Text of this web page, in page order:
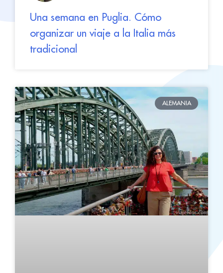
Una semana en Puglia. Cómo
organizar un viaje a la Italia más
tradicional
ALEMANIA